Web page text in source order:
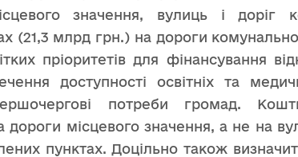
значення, вулиць і доріг
(21,3 млрд грн.) на дороги
пріоритетів для фінансування
доступності освітніх та
потреби громад.
дороги місцевого значення, а не на
пунктах. Доцільно також